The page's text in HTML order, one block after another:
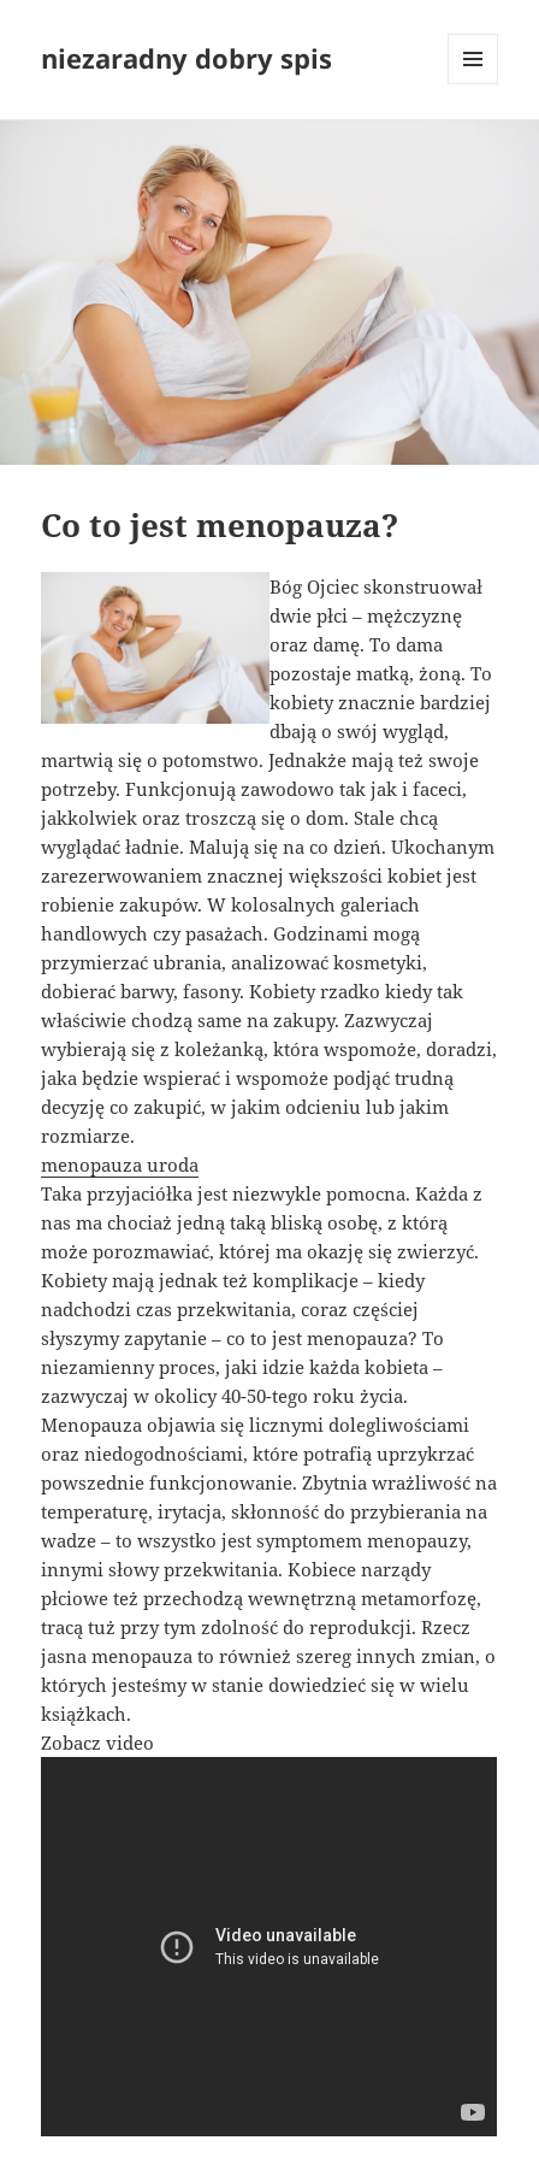
niezaradny dobry spis
Co to jest menopauza?
Bóg Ojciec skonstruował
dwie płci – mężczyznę
oraz damę. To dama
pozostaje matką, żoną. To
kobiety znacznie bardziej
dbają o swój wygląd,
martwią się o potomstwo. Jednakże mają też swoje
potrzeby. Funkcjonują zawodowo tak jak i faceci,
jakkolwiek oraz troszczą się o dom. Stale chcą
wyglądać ładnie. Malują się na co dzień. Ukochanym
zarezerwowaniem znacznej większości kobiet jest
robienie zakupów. W kolosalnych galeriach
handlowych czy pasażach. Godzinami mogą
przymierzać ubrania, analizować kosmetyki,
dobierać barwy, fasony. Kobiety rzadko kiedy tak
właściwie chodzą same na zakupy. Zazwyczaj
wybierają się z koleżanką, która wspomoże, doradzi,
jaka będzie wspierać i wspomoże podjąć trudną
decyzję co zakupić, w jakim odcieniu lub jakim
rozmiarze.
menopauza uroda
Taka przyjaciółka jest niezwykle pomocna. Każda z
nas ma chociaż jedną taką bliską osobę, z którą
może porozmawiać, której ma okazję się zwierzyć.
Kobiety mają jednak też komplikacje – kiedy
nadchodzi czas przekwitania, coraz częściej
słyszymy zapytanie – co to jest menopauza? To
niezamienny proces, jaki idzie każda kobieta –
zazwyczaj w okolicy 40-50-tego roku życia.
Menopauza objawia się licznymi dolegliwościami
oraz niedogodnościami, które potrafią uprzykrzać
powszednie funkcjonowanie. Zbytnia wrażliwość na
temperaturę, irytacja, skłonność do przybierania na
wadze – to wszystko jest symptomem menopauzy,
innymi słowy przekwitania. Kobiece narządy
płciowe też przechodzą wewnętrzną metamorfozę,
tracą tuż przy tym zdolność do reprodukcji. Rzecz
jasna menopauza to również szereg innych zmian, o
których jesteśmy w stanie dowiedzieć się w wielu
książkach.
Zobacz video